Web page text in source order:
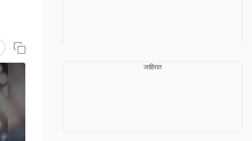
जाहिरात